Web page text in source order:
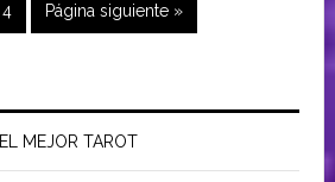
4 Página siguiente »
EL MEJOR TAROT